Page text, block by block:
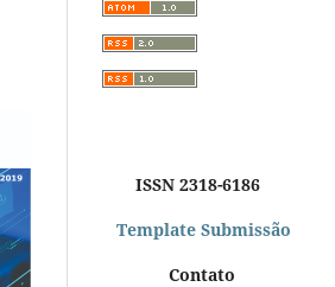
ISSN 2318-6186
Template Submissão
Contato